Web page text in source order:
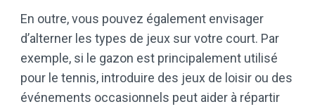
En outre, vous pouvez également envisager
d’alterner les types de jeux sur votre court. Par
exemple, si le gazon est principalement utilisé
pour le tennis, introduire des jeux de loisir ou des
événements occasionnels peut aider à répartir